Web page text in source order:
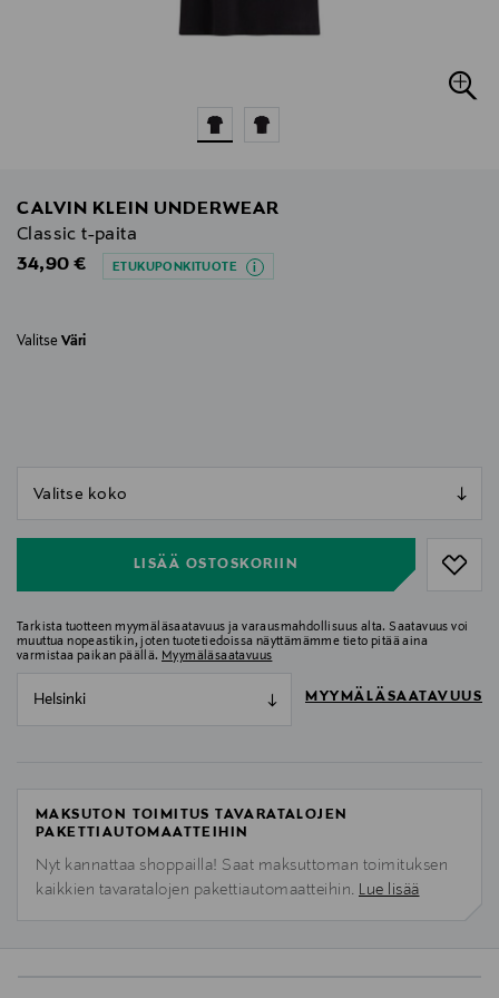
CALVIN KLEIN UNDERWEAR
Classic t-paita
Original Price
34,90 € ETUKUPONKITUOTE
Valitse Väri
LISÄÄ OSTOSKORIIN
Tarkista tuotteen myymäläsaatavuus ja varausmahdollisuus alta. Saatavuus voi
muuttua nopeastikin, joten tuotetiedoissa näyttämämme tieto pitää aina
varmistaa paikan päällä. Myymäläsaatavuus
Helsinki MYYMÄLÄSAATAVUUS
MAKSUTON TOIMITUS TAVARATALOJEN
PAKETTIAUTOMAATTEIHIN
Nyt kannattaa shoppailla! Saat maksuttoman toimituksen
kaikkien tavaratalojen pakettiautomaatteihin. Lue lisää